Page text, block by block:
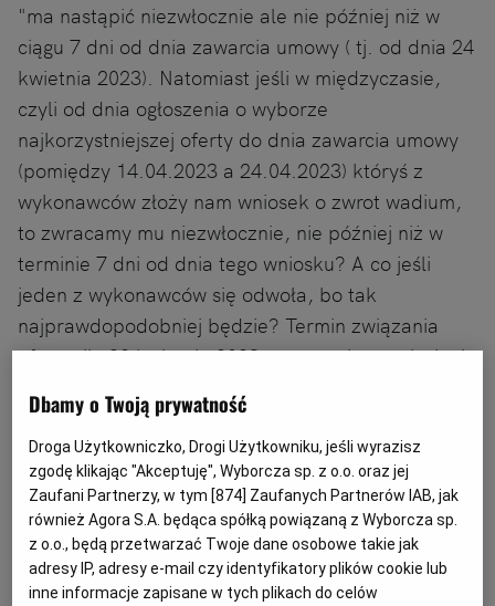
"ma nastąpić niezwłocznie ale nie później niż w
ciągu 7 dni od dnia zawarcia umowy ( tj. od dnia 24
kwietnia 2023). Natomiast jeśli w międzyczasie,
czyli od dnia ogłoszenia o wyborze
najkorzystniejszej oferty do dnia zawarcia umowy
(pomiędzy 14.04.2023 a 24.04.2023) któryś z
wykonawców złoży nam wniosek o zwrot wadium,
to zwracamy mu niezwłocznie, nie później niż w
terminie 7 dni od dnia tego wniosku? A co jeśli
jeden z wykonawców się odwoła, bo tak
najprawdopodobniej będzie? Termin związania
ofert mija 28 kwietnia 2023, czy pomimo wniesienia
musimy zwrócić wszystkim wykonawców wadium z
"automatu" nie później niż w ciągu 7 dni?
Dbamy o Twoją prywatność
Droga Użytkowniczko, Drogi Użytkowniku, jeśli wyrazisz
zgodę klikając "Akceptuję", Wyborcza sp. z o.o. oraz jej
Zaufani Partnerzy, w tym [874] Zaufanych Partnerów IAB, jak
również Agora S.A. będąca spółką powiązaną z Wyborcza sp.
z o.o., będą przetwarzać Twoje dane osobowe takie jak
adresy IP, adresy e-mail czy identyfikatory plików cookie lub
inne informacje zapisane w tych plikach do celów